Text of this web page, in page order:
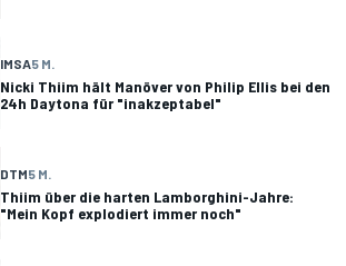
IMSA5 M.
Nicki Thiim hält Manöver von Philip Ellis bei den
24h Daytona für "inakzeptabel"
DTM5 M.
Thiim über die harten Lamborghini-Jahre:
"Mein Kopf explodiert immer noch"